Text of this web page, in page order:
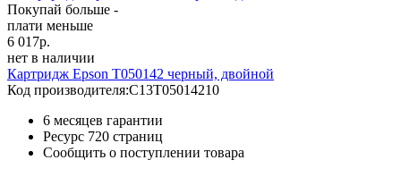
Покупай больше -
плати меньше
6 017р.
нет в наличии
Картридж Epson T050142 черный, двойной
Код производителя:C13T05014210
6 месяцев гарантии
Ресурс 720 страниц
Сообщить о поступлении товара